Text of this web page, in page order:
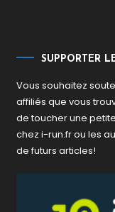
SUPPORTER
Vous souhaitez
affiliés que vous
de toucher une
chez i-run.fr ou les
de futurs articles!